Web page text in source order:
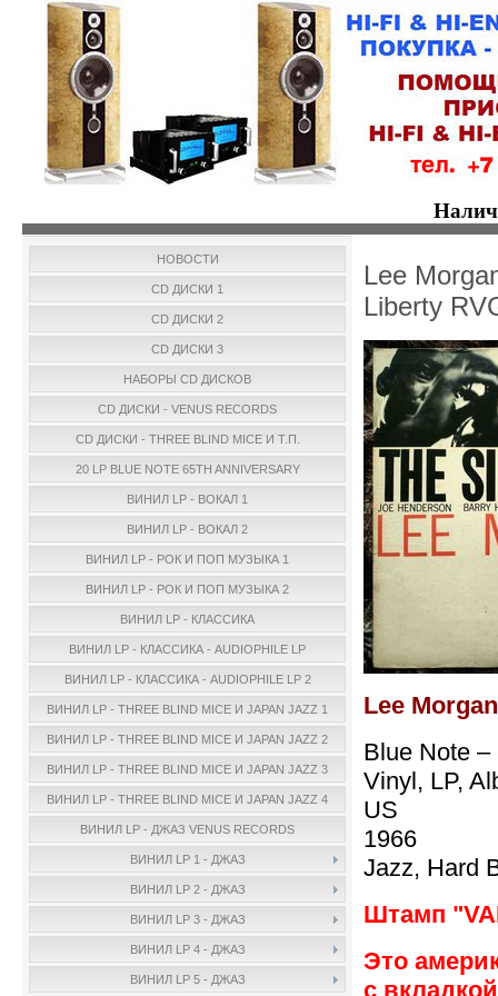
НОВОСТИ
CD ДИСКИ 1
CD ДИСКИ 2
CD ДИСКИ 3
НАБОРЫ CD ДИСКОВ
CD ДИСКИ - VENUS RECORDS
CD ДИСКИ - THREE BLIND MICE И Т.П.
20 LP BLUE NOTE 65TH ANNIVERSARY
ВИНИЛ LP - ВОКАЛ 1
ВИНИЛ LP - ВОКАЛ 2
ВИНИЛ LP - РОК И ПОП МУЗЫКА 1
ВИНИЛ LP - РОК И ПОП МУЗЫКА 2
ВИНИЛ LP - КЛАССИКА
ВИНИЛ LP - КЛАССИКА - AUDIOPHILE LP
ВИНИЛ LP - КЛАССИКА - AUDIOPHILE LP 2
ВИНИЛ LP - THREE BLIND MICE И JAPAN JAZZ 1
ВИНИЛ LP - THREE BLIND MICE И JAPAN JAZZ 2
ВИНИЛ LP - THREE BLIND MICE И JAPAN JAZZ 3
ВИНИЛ LP - THREE BLIND MICE И JAPAN JAZZ 4
ВИНИЛ LP - ДЖАЗ VENUS RECORDS
ВИНИЛ LP 1 - ДЖАЗ
ВИНИЛ LP 2 - ДЖАЗ
ВИНИЛ LP 3 - ДЖАЗ
ВИНИЛ LP 4 - ДЖАЗ
ВИНИЛ LP 5 - ДЖАЗ
Lee
Liberty
Lee
Blue Note
Vinyl, LP,
US
1966
Jazz, Hard
Штамп
Это
с